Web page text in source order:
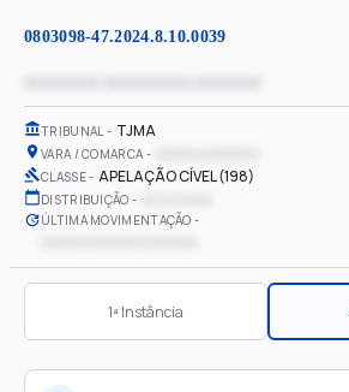
0803098-47.2024.8.10.0039
TRIBUNAL TJMA
VARA / COMARCA
CLASSE APELAÇÃO CÍVEL (198)
DISTRIBUIÇÃO
ÚLTIMA MOVIMENTAÇÃO
1ª Instância